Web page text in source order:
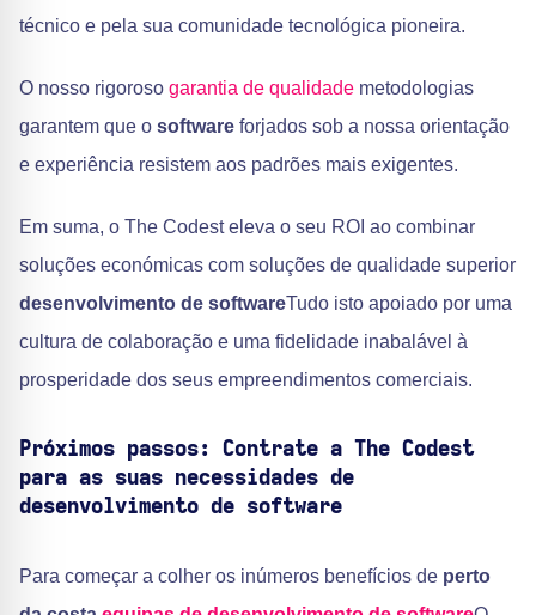
técnico e pela sua comunidade tecnológica pioneira.
O nosso rigoroso garantia de qualidade metodologias
garantem que o software forjados sob a nossa orientação
e experiência resistem aos padrões mais exigentes.
Em suma, o The Codest eleva o seu ROI ao combinar
soluções económicas com soluções de qualidade superior
desenvolvimento de softwareTudo isto apoiado por uma
cultura de colaboração e uma fidelidade inabalável à
prosperidade dos seus empreendimentos comerciais.
Próximos passos: Contrate a The Codest
para as suas necessidades de
desenvolvimento de software
Para começar a colher os inúmeros benefícios de perto